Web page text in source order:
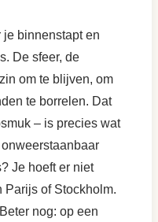
binnenstapt en
De sfeer, de
om te blijven, om
te borrelen. Dat
– is precies wat
onweerstaanbaar
Je hoeft er niet
Parijs of Stockholm.
nog: op een